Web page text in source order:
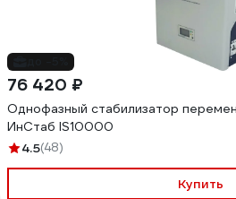
76 420 ₽
Однофазный стабилизатор
ИнСтаб IS10000
4.5(48)
Купить